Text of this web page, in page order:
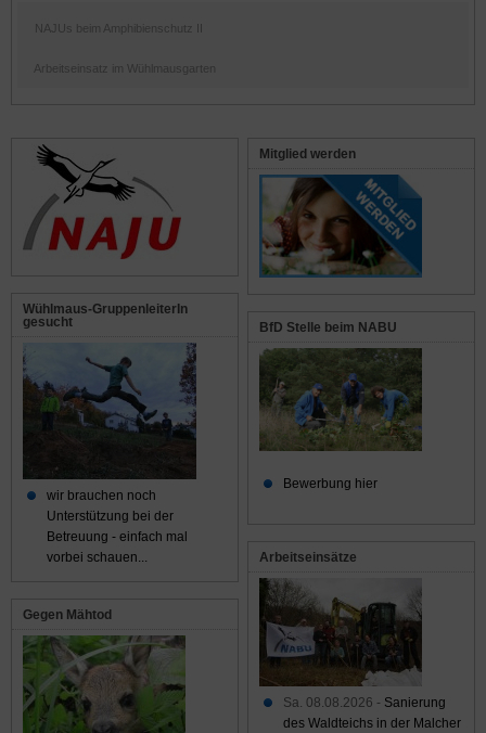
NAJUs beim Amphibienschutz II
Arbeitseinsatz im Wühlmausgarten
Mitglied werden
BfD Stelle beim NABU
Bewerbung hier
Arbeitseinsätze
Sa. 08.08.2026 - Sanierung
des Waldteichs in der Malcher
Wühlmaus-GruppenleiterIn
gesucht
wir brauchen noch
Unterstützung bei der
Betreuung - einfach mal
vorbei schauen...
Gegen Mähtod